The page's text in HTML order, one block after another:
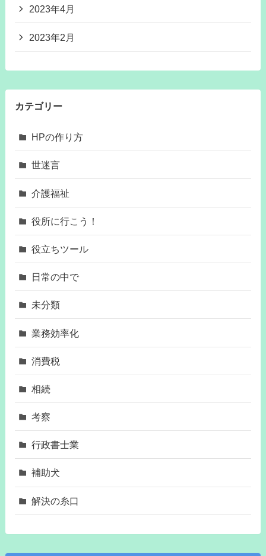
2023年4月
2023年2月
カテゴリー
HPの作り方
世迷言
介護福祉
役所に行こう！
役立ちツール
日常の中で
未分類
業務効率化
消費税
相続
考察
行政書士業
補助犬
解決の糸口